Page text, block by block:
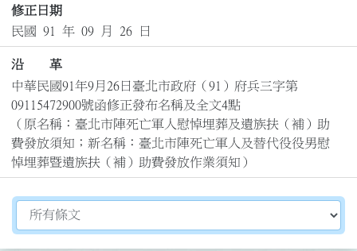
修正日期
民國 91 年 09 月 26 日
沿 革
中華民國91年9月26日臺北市政府（91）府兵三字第
09115472900號函修正發布名稱及全文4點
（原名稱：臺北市陣死亡軍人慰悼埋葬及遺族扶（補）助
費發放須知；新名稱：臺北市陣死亡軍人及替代役役男慰
悼埋葬暨遺族扶（補）助費發放作業須知）
切換選擇法規資訊內容